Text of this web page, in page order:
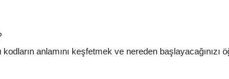
anlamını keşfetmek ve nereden başlayacağınızı